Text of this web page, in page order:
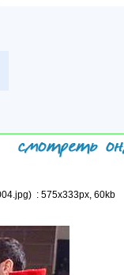
: 575x333px, 60kb